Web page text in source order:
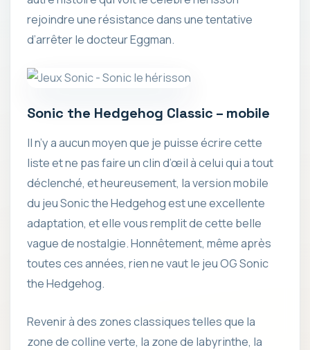
rejoindre une résistance dans une tentative
d’arrêter le docteur Eggman.
Sonic the Hedgehog Classic – mobile
Il n’y a aucun moyen que je puisse écrire cette
liste et ne pas faire un clin d’œil à celui qui a tout
déclenché, et heureusement, la version mobile
du jeu Sonic the Hedgehog est une excellente
adaptation, et elle vous remplit de cette belle
vague de nostalgie. Honnêtement, même après
toutes ces années, rien ne vaut le jeu OG Sonic
the Hedgehog.
Revenir à des zones classiques telles que la
zone de colline verte, la zone de labyrinthe, la